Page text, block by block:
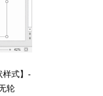
样式】-
轮